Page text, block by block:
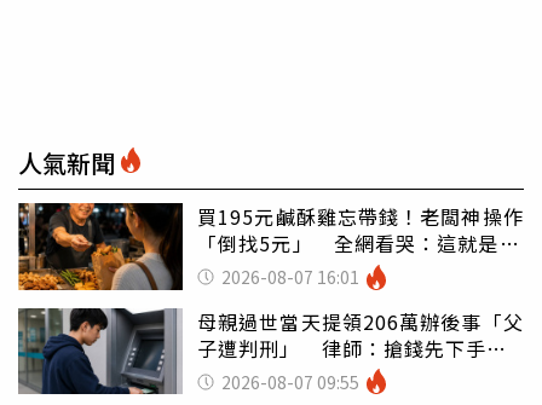
人氣新聞
買195元鹹酥雞忘帶錢！老闆神操作
「倒找5元」 全網看哭：這就是台
灣 2026-08-07 16:01
母親過世當天提領206萬辦後事「父
子遭判刑」 律師：搶錢先下手是
罪 2026-08-07 09:55